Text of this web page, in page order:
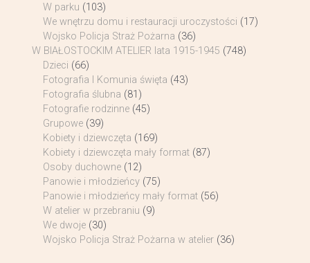
W parku (103)
We wnętrzu domu i restauracji uroczystości (17)
Wojsko Policja Straż Pożarna (36)
W BIAŁOSTOCKIM ATELIER lata 1915-1945 (748)
Dzieci (66)
Fotografia I Komunia święta (43)
Fotografia ślubna (81)
Fotografie rodzinne (45)
Grupowe (39)
Kobiety i dziewczęta (169)
Kobiety i dziewczęta mały format (87)
Osoby duchowne (12)
Panowie i młodzieńcy (75)
Panowie i młodzieńcy mały format (56)
W atelier w przebraniu (9)
We dwoje (30)
Wojsko Policja Straż Pożarna w atelier (36)